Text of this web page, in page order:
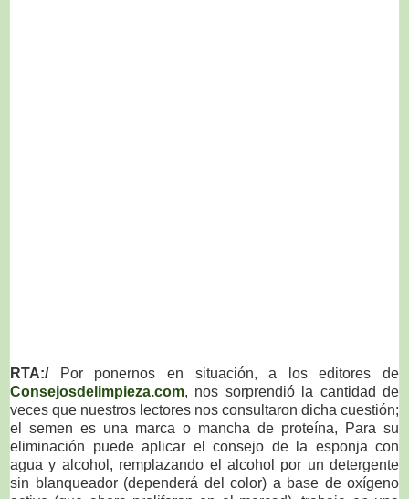
RTA:/Por ponernos en situación, a los editores de
Consejosdelimpieza.com, nos sorprendió la cantidad de
veces que nuestros lectores nos consultaron dicha cuestión;
el semen es una marca o mancha de proteína, Para su
eliminación puede aplicar el consejo de la esponja con
agua y alcohol, remplazando el alcohol por un detergente
sin blanqueador (dependerá del color) a base de oxígeno